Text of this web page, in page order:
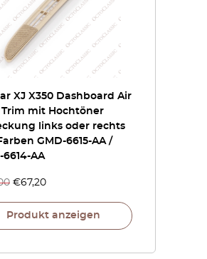
XJ X350 Dashboard Air
Trim mit Hochtöner
links oder rechts
GMD-6615-AA /
6614-AA
€67,20
Produkt anzeigen